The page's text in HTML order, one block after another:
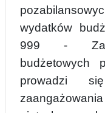
wydatków
999 -
budżetowych
prowadzi